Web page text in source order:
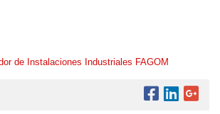
de Instalaciones Industriales FAGOM